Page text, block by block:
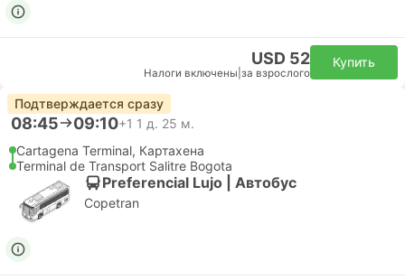
USD 52
Налоги включены за взрослого
Купить
Подтверждается сразу
08:45 09:10+1 1 д. 25 м.
Cartagena Terminal, Картахена
Terminal de Transport Salitre Bogota
Preferencial Lujo | Автобус
Copetran